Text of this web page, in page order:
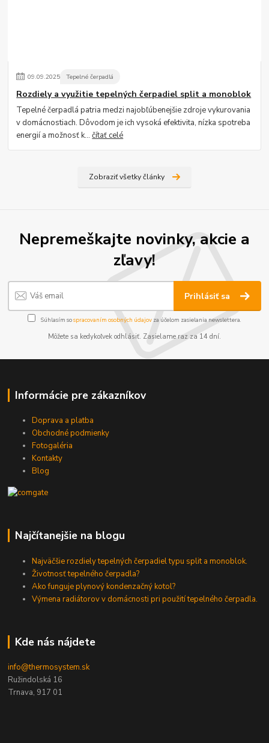
09.09.2025 Tepelné čerpadlá
Rozdiely a využitie tepelných čerpadiel split a monoblok
Tepelné čerpadlá patria medzi najobľúbenejšie zdroje vykurovania
v domácnostiach. Dôvodom je ich vysoká efektivita, nízka spotreba
energií a možnosť k...čítať celé
Zobraziť všetky články
Nepremeškajte novinky, akcie a
zľavy!
Prihlásiť sa
Súhlasím sospracovaním osobných údajov za účelom zasielania newslettera.
Môžete sa kedykoľvek odhlásiť. Zasielame raz za 14 dní.
Informácie pre zákazníkov
Doprava a platba
Obchodné podmienky
Fotogaléria
Kontakty
Blog
Najčítanejšie na blogu
Najväčšie rozdiely tepelných čerpadiel typu split a monoblok.
Životnosť tepelného čerpadla?
Ako funguje plynový kondenzačný kotol?
Výmena radiátorov v domácnosti pri použití tepelného čerpadla.
Kde nás nájdete
info@thermosystem.sk
Ružindolská 16
Trnava, 917 01